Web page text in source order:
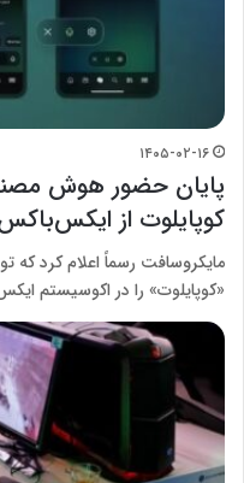
۱۴۰۵-۰۲-۱۶
پایان حضور هوش
کوپایلوت از
مایکروسافت رسماً اعلام کرد
«کوپایلوت» را در اکوسیستم